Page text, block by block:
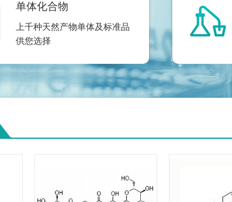
单体化合物
上千种天然产物单体及标准品
供您选择